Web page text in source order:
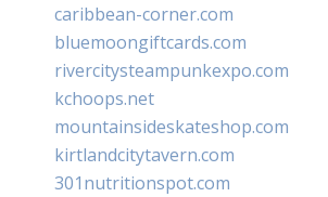
caribbean-corner.com
bluemoongiftcards.com
rivercitysteampunkexpo.com
kchoops.net
mountainsideskateshop.com
kirtlandcitytavern.com
301nutritionspot.com